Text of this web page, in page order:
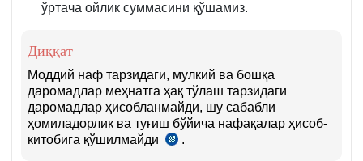
ўртача ойлик суммасини қўшамиз.
Диққат
Моддий наф тарзидаги, мулкий ва бошқа
даромадлар меҳнатга ҳақ тўлаш тарзидаги
даромадлар ҳисобланмайди, шу сабабли
ҳомиладорлик ва туғиш бўйича нафақалар ҳисоб-
китобига қўшилмайди
СК
.